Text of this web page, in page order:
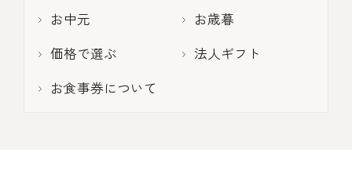
(中納言/鉄板焼ひかり)
鉄板焼ひかり
お弁当（冷凍）
お中元
お歳暮
価格で選ぶ
法人ギフト
お食事券について